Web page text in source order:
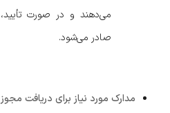
می‌دهند و در صورت
صادر می‌شود.
مدارک مورد نیاز برای دریافت مجوز